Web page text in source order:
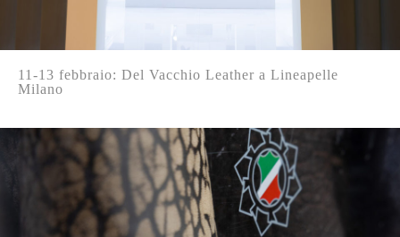
11-13 febbraio: Del Vacchio Leather a Lineapelle
Milano